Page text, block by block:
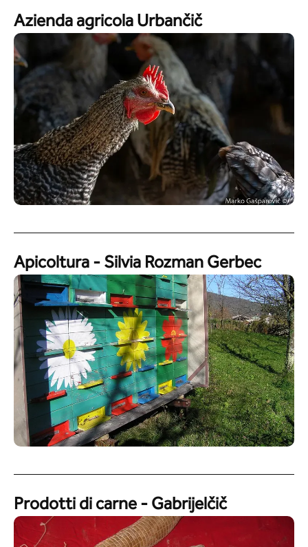
Azienda agricola Urbančič
Apicoltura - Silvia Rozman Gerbec
Prodotti di carne - Gabrijelčič